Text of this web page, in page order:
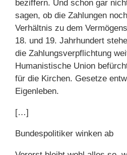
beziffern. Und schon gar
sagen, ob die Zahlungen
Verhältnis zu dem
18. und 19. Jahrhundert
die Zahlungsverpflichtung
Humanistische Union
für die Kirchen. Gesetze
Eigenleben.
[…]
Bundespolitiker winken ab